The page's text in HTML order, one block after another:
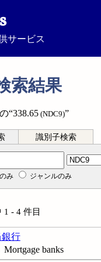
サービス
索結果
“338.65 (NDC9)”
識別子検索
み ジャンルのみ
1 - 4 件目
行
banks